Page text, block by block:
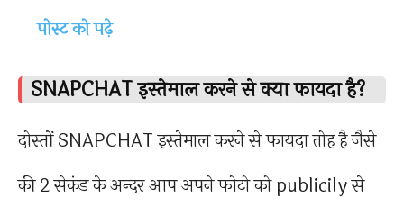
पोस्ट को पढ़े
SNAPCHAT इस्तेमाल करने से क्या फायदा है?
दोस्तों SNAPCHAT इस्तेमाल करने से फायदा तोह है जैसे
की 2 सेकंड के अन्दर आप अपने फोटो को publicily से